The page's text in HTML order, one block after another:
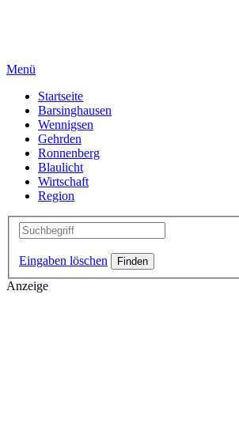
Menü
Startseite
Barsinghausen
Wennigsen
Gehrden
Ronnenberg
Blaulicht
Wirtschaft
Region
Eingaben löschen
Anzeige